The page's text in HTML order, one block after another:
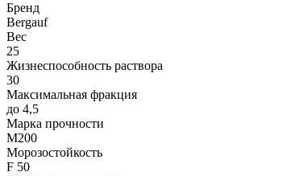
Бренд
Bergauf
Вес
25
Жизнеспособность раствора
30
Максимальная фракция
до 4,5
Марка прочности
М200
Морозостойкость
F 50